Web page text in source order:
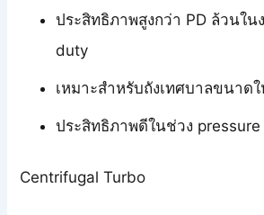
ประสิทธิภาพสูงกว่า PD ล้วนใน
duty
เหมาะสำหรับถังเทศบาลขนาด
ประสิทธิภาพดีในช่วง pressure
Centrifugal Turbo